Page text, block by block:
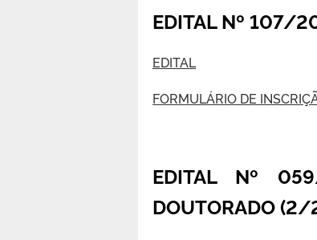
EDITAL Nº 107/
EDITAL
FORMULÁRIO DE
EDITAL Nº
DOUTORADO